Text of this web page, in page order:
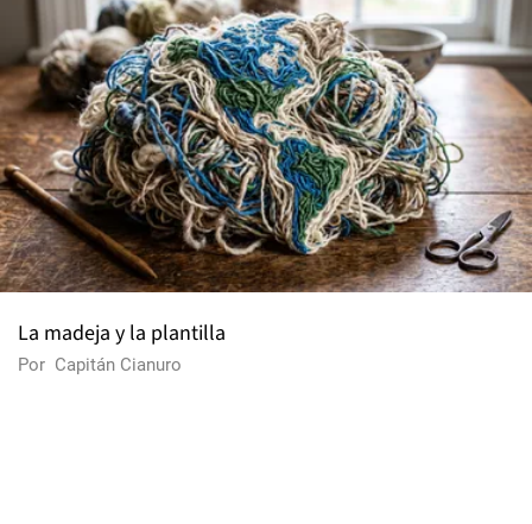
La madeja y la plantilla
Por Capitán Cianuro